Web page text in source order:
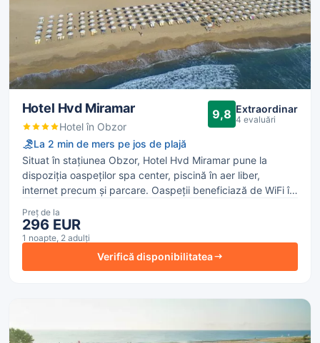
Hotel Hvd Miramar
Hotel în Obzor
9,8 Extraordinar
4 evaluări
La 2 min de mers pe jos de plajă
Situat în stațiunea Obzor, Hotel Hvd Miramar pune la
dispoziția oaspeților spa center, piscină în aer liber,
internet precum și parcare. Oaspeții beneficiază de WiFi în
Preț de la
296 EUR
1 noapte, 2 adulți
Verifică disponibilitatea